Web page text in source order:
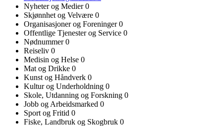
Nyheter og Medier0
Skjønnhet og Velvære 0
Organisasjoner og Foreninger0
Offentlige Tjenester og Service 0
Nødnummer0
Reiseliv 0
Medisin og Helse 0
Mat og Drikke 0
Kunst og Håndverk 0
Kultur og Underholdning 0
Skole, Utdanning og Forskning 0
Jobb og Arbeidsmarked 0
Sport og Fritid 0
Fiske, Landbruk og Skogbruk 0